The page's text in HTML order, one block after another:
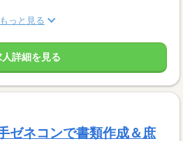
もっと見る
人詳細を見る
ゼネコンで書類作成＆庶